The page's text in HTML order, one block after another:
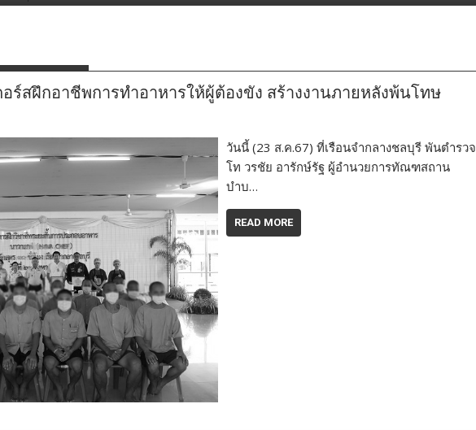
ร์สฝึกอาชีพการทำอาหารให้ผู้ต้องขัง สร้างงานภายหลังพ้นโทษ
วันนี้ (23 ส.ค.67) ที่เรือนจำกลางชลบุรี พันตำรวจ
โท วรชัย อารักษ์รัฐ ผู้อำนวยการทัณฑสถาน
บำบ…
READ MORE